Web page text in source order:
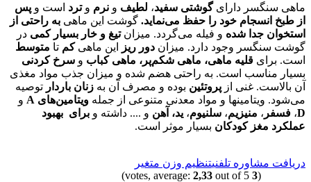
ماهی سنگسر دارایگوشتی سفید، لطیف و نرم و ترد است و پس
از طبخ انسجام خود را حفظ می‌‌نماید. گوشت این ماهی به راحتی از
استخوان جدا شده و فیله می‌گردد. میزانتیغ و خار بسیار کمی در
گوشت سنگسر وجود دارد. میزان دور ریز این ماهیکم تا متوسط
است. برای قلیه ماهی، ماهی شکم‌‌پر، ماهی کباب و سرخ کردنی
بسیار مناسب است. به راحتی هضم شده و میزان جذب مواد مغذی
آن بالاست. غنی از پروتئین بوده و مصرف آن به زنان باردار توصیه
می‌‌شود. ویتامینها و مواد معدنی متنوعی از جمله ویتامین‌‌های A و
D، فسفر ، منیزیم، سلنیوم، ید، آهن و .... داشته و برای بهبود
عملکرد مغز کودکان بسیار موثر است.
دریافت مشاوره تلفنیتنظیم وزن متغیر
(
3
2,33 out of 5)